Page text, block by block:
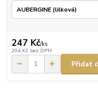
247 Kč/ks
204 Kč bez DPH
Přidat